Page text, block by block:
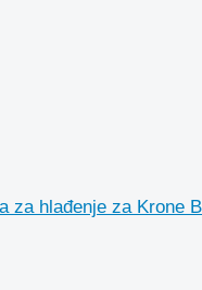
za hlađenje za Krone